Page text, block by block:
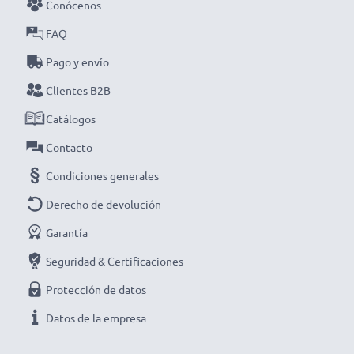
el reciclaje y la reducción de residuos electrónicos.
Elige CELLONIC y no te la juegues con la calidad,
¡haz ya tu pedido!
Conócenos
FAQ
Pago y envío
Clientes B2B
Catálogos
Contacto
Condiciones generales
Derecho de devolución
Garantía
Seguridad & Certificaciones
Protección de datos
Datos de la empresa